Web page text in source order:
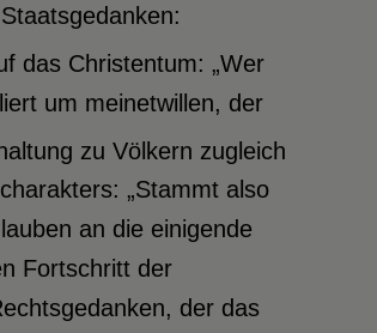
das Christentum: „Wer
um meinetwillen, der
zu Völkern zugleich
„Stammt also
an die einigende
Fortschritt der
der das